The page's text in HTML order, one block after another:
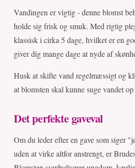
Vandingen er vigtig - denne blomst
holde sig frisk og smuk. Med rigtig
klassisk i cirka 5 dage, hvilket er en
giver dig mange dage at nyde af
Husk at skifte vand regelmæssigt og
at blomsten skal kunne suge vandet
Det perfekte gaveval
Om du leder efter en gave som siger
uden at virke altfor anstrengt, er